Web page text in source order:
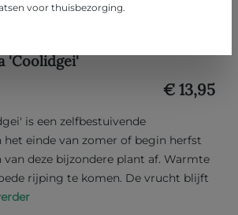
'Coolidgei'
€ 13,95
is een zelfbestuivende
het einde van zomer of begin herfst
deze bijzondere plant af. Warmte
rijping te komen. De vrucht blijft
voor thuisbezorging.